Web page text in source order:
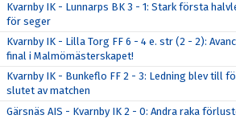
Kvarnby IK - Lunnarps BK 3 - 1: Stark första
för seger
Kvarnby IK - Lilla Torg FF 6 - 4 e. str (2 - 2):
final i Malmömästerskapet!
Kvarnby IK - Bunkeflo FF 2 - 3: Ledning blev till
slutet av matchen
Gärsnäs AIS - Kvarnby IK 2 - 0: Andra raka